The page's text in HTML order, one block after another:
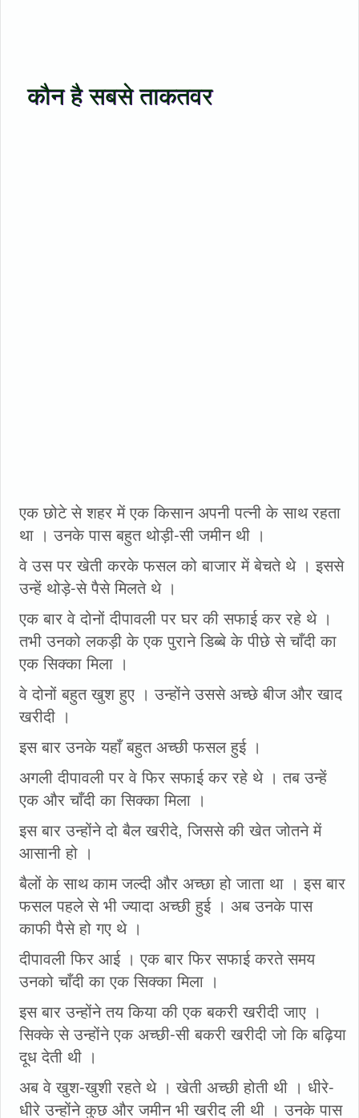
कौन है सबसे ताकतवर
एक छोटे से शहर में एक किसान अपनी पत्नी के साथ रहता
था । उनके पास बहुत थोड़ी-सी जमीन थी ।
वे उस पर खेती करके फसल को बाजार में बेचते थे । इससे
उन्हें थोड़े-से पैसे मिलते थे ।
एक बार वे दोनों दीपावली पर घर की सफाई कर रहे थे ।
तभी उनको लकड़ी के एक पुराने डिब्बे के पीछे से चाँदी का
एक सिक्का मिला ।
वे दोनों बहुत खुश हुए । उन्होंने उससे अच्छे बीज और खाद
खरीदी ।
इस बार उनके यहाँ बहुत अच्छी फसल हुई ।
अगली दीपावली पर वे फिर सफाई कर रहे थे । तब उन्हें
एक और चाँदी का सिक्का मिला ।
इस बार उन्होंने दो बैल खरीदे, जिससे की खेत जोतने में
आसानी हो ।
बैलों के साथ काम जल्दी और अच्छा हो जाता था । इस बार
फसल पहले से भी ज्यादा अच्छी हुई । अब उनके पास
काफी पैसे हो गए थे ।
दीपावली फिर आई । एक बार फिर सफाई करते समय
उनको चाँदी का एक सिक्का मिला ।
इस बार उन्होंने तय किया की एक बकरी खरीदी जाए ।
सिक्के से उन्होंने एक अच्छी-सी बकरी खरीदी जो कि बढ़िया
दूध देती थी ।
अब वे खुश-खुशी रहते थे । खेती अच्छी होती थी । धीरे-
धीरे उन्होंने कुछ और जमीन भी खरीद ली थी । उनके पास